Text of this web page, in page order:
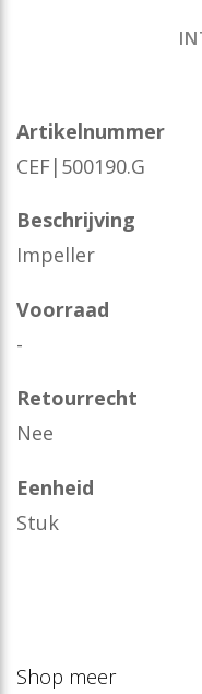
Artikelnummer
CEF|500190.G
Beschrijving
Impeller
Voorraad
-
Retourrecht
Nee
Eenheid
Stuk
Shop meer